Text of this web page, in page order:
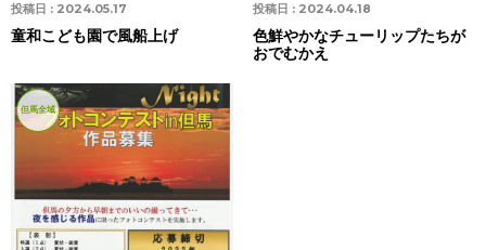
投稿日 : 2024.05.17
童和こども園で風船上げ
投稿日 : 2024.04.18
色鮮やかなチューリップたちが
おでむかえ
但馬全域